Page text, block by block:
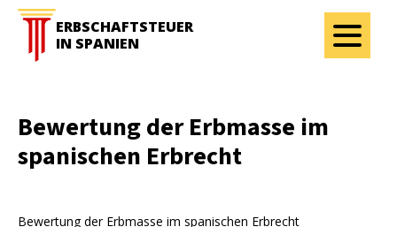
ERBSCHAFTSTEUER
IN SPANIEN
Bewertung der Erbmasse im
spanischen Erbrecht
Bewertung der Erbmasse im spanischen Erbrecht